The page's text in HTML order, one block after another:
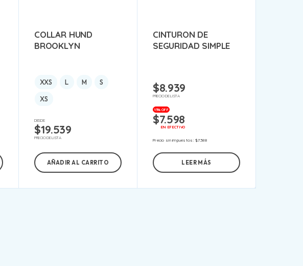
COLLAR HUND
BROOKLYN
XXS L M S
XS
DESDE:
$19.539
PRECIO DE LISTA
AÑADIR AL CARRITO
CINTURON DE
SEGURIDAD SIMPLE
$8.939
PRECIO DE LISTA
15% OFF
$7.598
EN EFECTIVO
Precio sin impuestos:$7.388
LEER MÁS